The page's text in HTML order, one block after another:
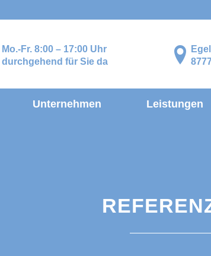
Mo.-Fr. 8:00 – 17:00 Uhr
durchgehend für Sie da
Unternehmen Leistungen